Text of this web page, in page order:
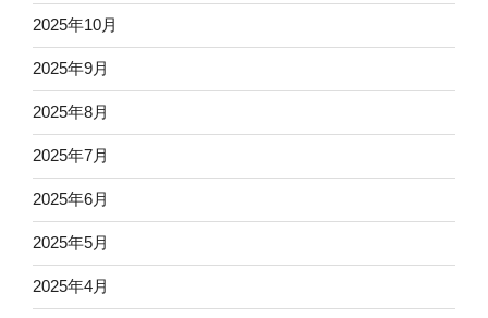
2025年10月
2025年9月
2025年8月
2025年7月
2025年6月
2025年5月
2025年4月